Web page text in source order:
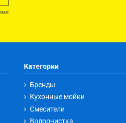
Категории
Бренды
Кухонные мойки
Смесители
Водоочистка